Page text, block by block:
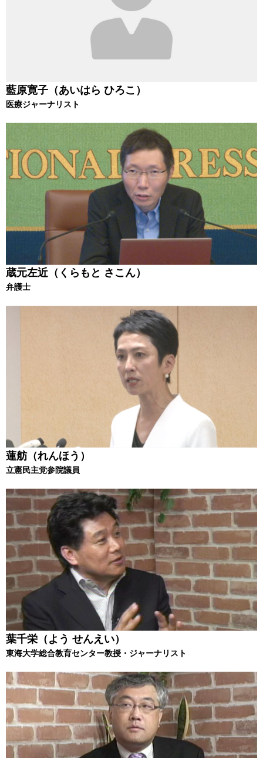
藍原寛子（あいはら ひろこ）
医療ジャーナリスト
蔵元左近（くらもと さこん）
弁護士
蓮舫（れんほう）
立憲民主党参院議員
葉千栄（よう せんえい）
東海大学総合教育センター教授・ジャーナリスト